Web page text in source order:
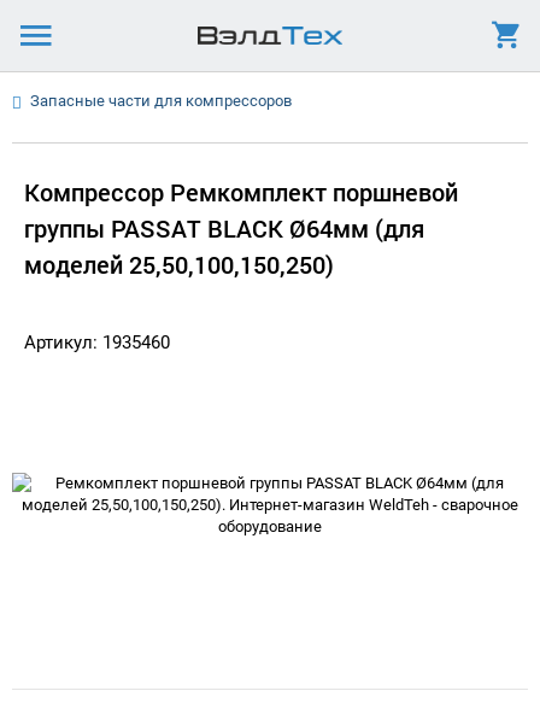
Запасные части для компрессоров
Компрессор Ремкомплект поршневой
группы PASSAT BLACK Ø64мм (для
моделей 25,50,100,150,250)
Артикул: 1935460